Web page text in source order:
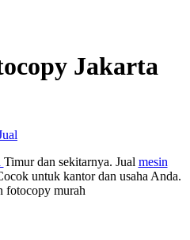
Jakarta
Timur dan sekitarnya. Jual mesin
untuk kantor dan usaha Anda.
fotocopy murah